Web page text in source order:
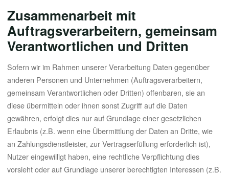
Zusammenarbeit mit
Auftragsverarbeitern, gemeinsam
Verantwortlichen und Dritten
Sofern wir im Rahmen unserer Verarbeitung Daten gegenüber
anderen Personen und Unternehmen (Auftragsverarbeitern,
gemeinsam Verantwortlichen oder Dritten) offenbaren, sie an
diese übermitteln oder ihnen sonst Zugriff auf die Daten
gewähren, erfolgt dies nur auf Grundlage einer gesetzlichen
Erlaubnis (z.B. wenn eine Übermittlung der Daten an Dritte, wie
an Zahlungsdienstleister, zur Vertragserfüllung erforderlich ist),
Nutzer eingewilligt haben, eine rechtliche Verpflichtung dies
vorsieht oder auf Grundlage unserer berechtigten Interessen (z.B.